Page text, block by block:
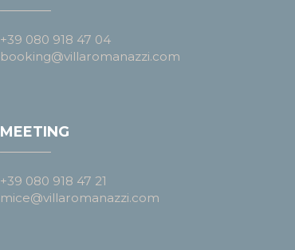
+39 080 918 47 04
booking@villaromanazzi.com
MEETING
+39 080 918 47 21
mice@villaromanazzi.com